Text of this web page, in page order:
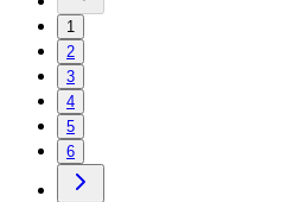
1
2
3
4
5
6